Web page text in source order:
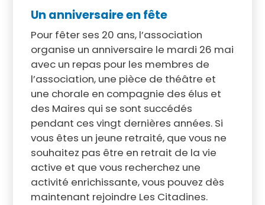
Un anniversaire en fête
Pour fêter ses 20 ans, l’association
organise un anniversaire le mardi 26 mai
avec un repas pour les membres de
l’association, une pièce de théâtre et
une chorale en compagnie des élus et
des Maires qui se sont succédés
pendant ces vingt dernières années. Si
vous êtes un jeune retraité, que vous ne
souhaitez pas être en retrait de la vie
active et que vous recherchez une
activité enrichissante, vous pouvez dès
maintenant rejoindre Les Citadines.